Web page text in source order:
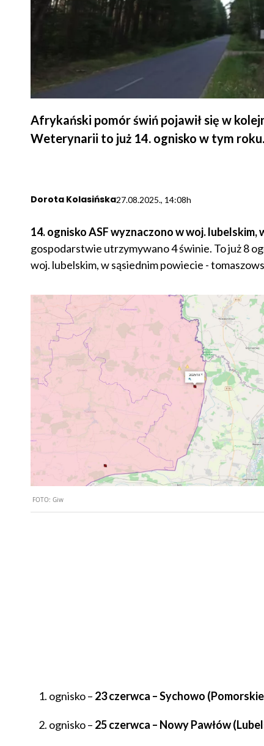
Afrykański pomór świń pojawił się w
Weterynarii to już 14. ognisko w tym
Dorota Kolasińska27.08.2025., 14:08h
14. ognisko ASF wyznaczono w woj.
gospodarstwie utrzymywano 4 świnie. To już 8
woj. lubelskim, w sąsiednim powiecie -
FOTO: Giw
ognisko – 23 czerwca – Sychowo
ognisko – 25 czerwca – Nowy Pawłów